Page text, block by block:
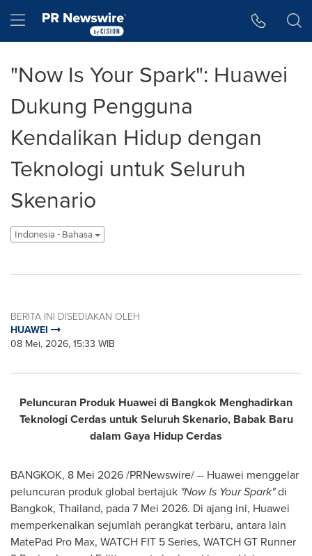
Hamburger menu
"Now Is Your Spark": Huawei
Dukung Pengguna
Kendalikan Hidup dengan
Teknologi untuk Seluruh
Skenario
Indonesia - Bahasa
BERITA INI DISEDIAKAN OLEH
HUAWEI
08 Mei, 2026, 15:33 WIB
Peluncuran Produk Huawei di Bangkok Menghadirkan
Teknologi Cerdas untuk Seluruh Skenario, Babak Baru
dalam Gaya Hidup Cerdas
BANGKOK, 8 Mei 2026 /PRNewswire/ -- Huawei menggelar
peluncuran produk global bertajuk "Now Is Your Spark"di
Bangkok, Thailand, pada 7 Mei 2026. Di ajang ini, Huawei
memperkenalkan sejumlah perangkat terbaru, antara lain
MatePad Pro Max, WATCH FIT 5 Series, WATCH GT Runner